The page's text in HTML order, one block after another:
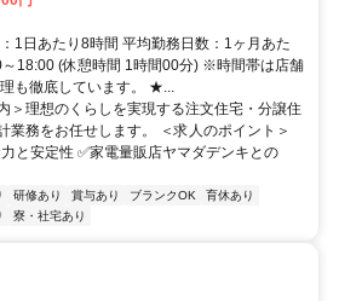
1日あたり8時間 平均勤務日数：1ヶ月あた
18:00 (休憩時間 1時間00分) ※時間帯は店舗
も徹底しています。 ★...
＞理想のくらしを実現する注文住宅・分譲住
業務をお任せします。 ＜求人のポイント＞
と安定性 ✅家電量販店ヤマダデンキとの
研修あり 賞与あり ブランクOK
育休あり
寮・社宅あり